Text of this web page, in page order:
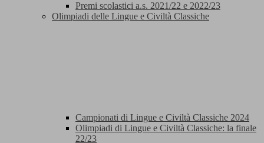
Premi scolastici a.s. 2021/22 e 2022/23
Olimpiadi delle Lingue e Civiltà Classiche
Campionati di Lingue e Civiltà Classiche 2024
Olimpiadi di Lingue e Civiltà Classiche: la finale
22/23